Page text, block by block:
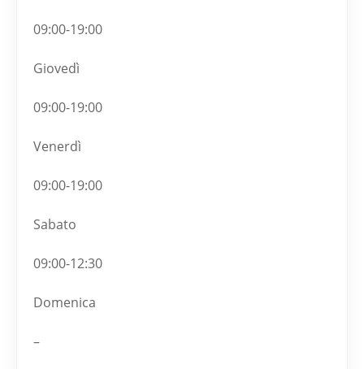
09:00-19:00
Giovedì
09:00-19:00
Venerdì
09:00-19:00
Sabato
09:00-12:30
Domenica
–